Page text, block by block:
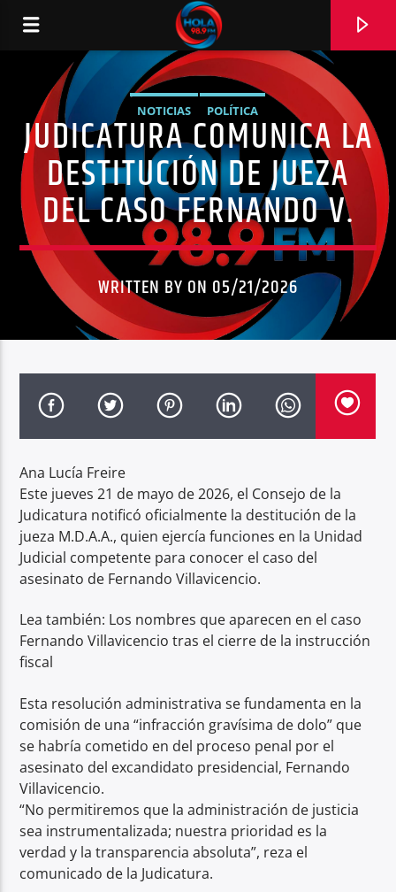
RADIO HOLA
0:00
Radio hola
NOTICIAS POLÍTICA
JUDICATURA COMUNICA LA
DESTITUCIÓN DE JUEZA
DEL CASO FERNANDO V.
WRITTEN BY ON 05/21/2026
Ana Lucía Freire
Este jueves 21 de mayo de 2026, el Consejo de la
Judicatura notificó oficialmente la destitución de la
jueza M.D.A.A., quien ejercía funciones en la Unidad
Judicial competente para conocer el caso del
asesinato de Fernando Villavicencio.
Lea también: Los nombres que aparecen en el caso
Fernando Villavicencio tras el cierre de la instrucción
fiscal
Esta resolución administrativa se fundamenta en la
comisión de una “infracción gravísima de dolo” que
se habría cometido en del proceso penal por el
asesinato del excandidato presidencial, Fernando
Villavicencio.
“No permitiremos que la administración de justicia
sea instrumentalizada; nuestra prioridad es la
verdad y la transparencia absoluta”, reza el
comunicado de la Judicatura.